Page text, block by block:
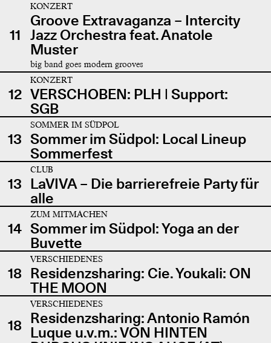
11
KONZERT
Groove Extravaganza – Intercity
Jazz Orchestra feat. Anatole
Muster
big band goes modern grooves
12
KONZERT
VERSCHOBEN: PLH | Support:
SGB
13
SOMMER IM SÜDPOL
Sommer im Südpol: Local Lineup
Sommerfest
13
CLUB
LaVIVA – Die barrierefreie Party für
alle
14
ZUM MITMACHEN
Sommer im Südpol: Yoga an der
Buvette
18
VERSCHIEDENES
Residenzsharing: Cie. Youkali: ON
THE MOON
18
VERSCHIEDENES
Residenzsharing: Antonio Ramón
Luque u.v.m.: VON HINTEN